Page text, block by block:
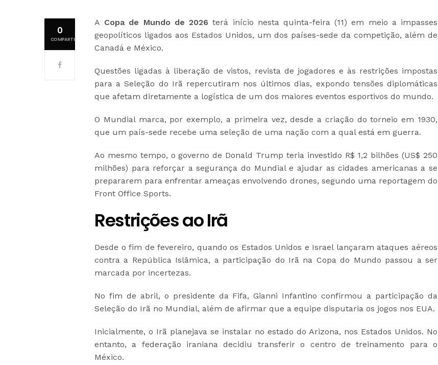
0
COMPARTILHAMENTOS
A Copa de Mundo de 2026 terá início nesta quinta-feira (11) em meio a impasses
geopolíticos ligados aos Estados Unidos, um dos países-sede da competição, além de
Canadá e México.
Questões ligadas à liberação de vistos, revista de jogadores e às restrições impostas
para a Seleção do Irã repercutiram nos últimos dias, expondo tensões diplomáticas
que afetam diretamente a logística de um dos maiores eventos esportivos do mundo.
O Mundial marca, por exemplo, a primeira vez, desde a criação do torneio em 1930,
que um país-sede recebe uma seleção de uma nação com a qual está em guerra.
Ao mesmo tempo, o governo de Donald Trump teria investido R$ 1,2 bilhões (US$ 250
milhões) para reforçar a segurança do Mundial e ajudar as cidades americanas a se
prepararem para enfrentar ameaças envolvendo drones, segundo uma reportagem do
Front Office Sports.
Restrições ao Irã
Desde o fim de fevereiro, quando os Estados Unidos e Israel lançaram ataques aéreos
contra a República Islâmica, a participação do Irã na Copa do Mundo passou a ser
marcada por incertezas.
No fim de abril, o presidente da Fifa, Gianni Infantino confirmou a participação da
Seleção do Irã no Mundial, além de afirmar que a equipe disputaria os jogos nos EUA.
Inicialmente, o Irã planejava se instalar no estado do Arizona, nos Estados Unidos. No
entanto, a federação iraniana decidiu transferir o centro de treinamento para o
México.